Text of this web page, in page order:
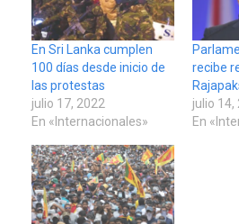
En Sri Lanka cumplen
100 días desde inicio de
las protestas
julio 17, 2022
En «Internacionales»
recibe
julio 14,
En